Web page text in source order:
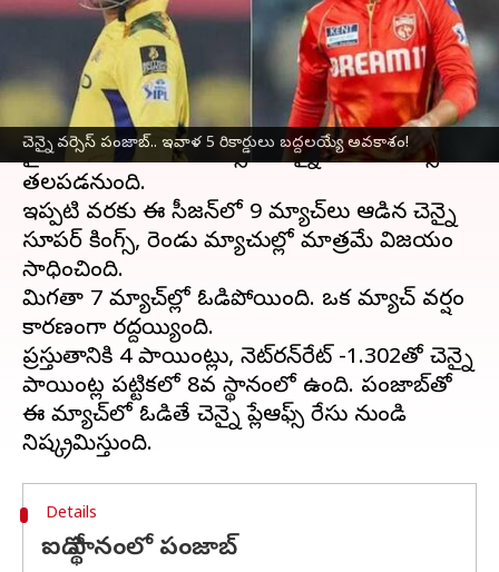
చెన్నై వర్సెస్ పంజాబ్.. ఇవాళ 5 రికార్డులు బద్దలయ్యే అవకాశం!
వ్రాసిన వారు Jayachandra Akuri Apr 30, 2025 01:19 pm
ఈ వార్తాకథనం ఏంటి
2025ఐపీఎల్సీజన్‌లో బుధవారం (ఏప్రిల్ 30) చెపాక్
మైదానంలో పంజాబ్ కింగ్స్‌తో చెన్నై సూపర్ కింగ్స్
తలపడనుంది.
ఇప్పటి వరకు ఈ సీజన్‌లో 9 మ్యాచ్‌లు ఆడిన చెన్నై
సూపర్ కింగ్స్, రెండు మ్యాచుల్లో మాత్రమే విజయం
సాధించింది.
మిగతా 7 మ్యాచ్‌ల్లో ఓడిపోయింది. ఒక మ్యాచ్ వర్షం
కారణంగా రద్దయ్యింది.
ప్రస్తుతానికి 4 పాయింట్లు, నెట్‌రన్‌రేట్ -1.302తో చెన్నై
పాయింట్ల పట్టికలో 8వ స్థానంలో ఉంది. పంజాబ్‌తో
ఈ మ్యాచ్‌లో ఓడితే చెన్నై ప్లేఆఫ్స్ రేసు నుండి
Details
ఐదో స్థానంలో పంజాబ్